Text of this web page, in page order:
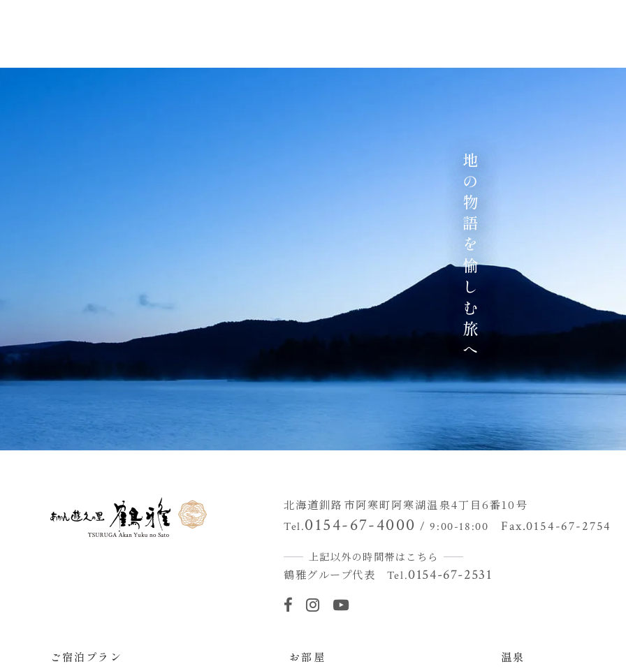
地の物語を愉しむ旅へ
北海道釧路市阿寒町阿寒湖温泉4丁目6番10号
Tel.0154-67-4000 / 9:00-18:00 Fax.0154-67-2754
上記以外の時間帯はこちら
鶴雅グループ代表 Tel.0154-67-2531
ご宿泊プラン お部屋 温泉